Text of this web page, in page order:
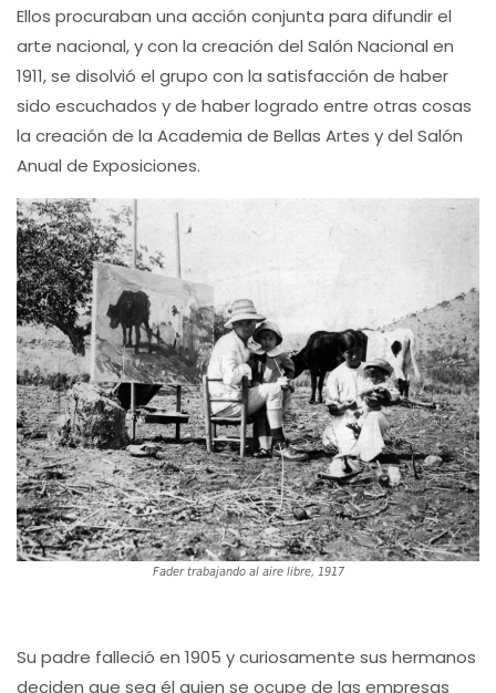
Ellos procuraban una acción conjunta para difundir el
arte nacional, y con la creación del Salón Nacional en
1911, se disolvió el grupo con la satisfacción de haber
sido escuchados y de haber logrado entre otras cosas
la creación de la Academia de Bellas Artes y del Salón
Anual de Exposiciones.
Fader trabajando al aire libre, 1917
Su padre falleció en 1905 y curiosamente sus hermanos
deciden que sea él quien se ocupe de las empresas